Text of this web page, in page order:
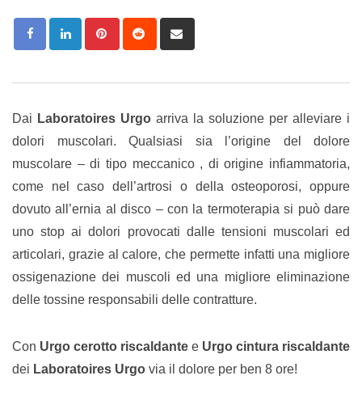
PinterestReddit
via
Dai Laboratoires Urgo arriva la soluzione per alleviare i
dolori muscolari. Qualsiasi sia l’origine del dolore
muscolare – di tipo meccanico , di origine infiammatoria,
come nel caso dell’artrosi o della osteoporosi, oppure
dovuto all’ernia al disco – con la termoterapia si può dare
uno stop ai dolori provocati dalle tensioni muscolari ed
articolari, grazie al calore, che permette infatti una migliore
ossigenazione dei muscoli ed una migliore eliminazione
delle tossine responsabili delle contratture.
Con Urgo cerotto riscaldante e Urgo cintura riscaldante
dei Laboratoires Urgo via il dolore per ben 8 ore!